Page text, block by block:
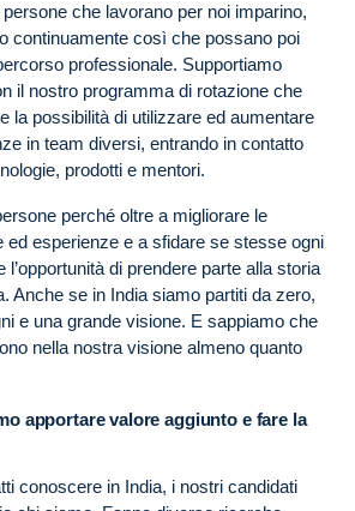
che lavorano per noi imparino,
continuamente così che possano poi
professionale. Supportiamo
il nostro programma di rotazione che
la possibilità di utilizzare ed aumentare
in team diversi, entrando in contatto
prodotti e mentori.
perché oltre a migliorare le
ed esperienze e a sfidare se stesse ogni
l’opportunità di prendere parte alla storia
Anche se in India siamo partiti da zero,
e una grande visione. E sappiamo che
nella nostra visione almeno quanto
apportare valore aggiunto e fare la
conoscere in India, i nostri candidati